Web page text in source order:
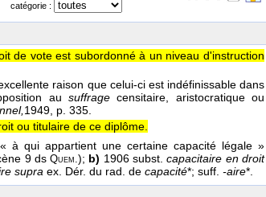
catégorie :
de vote est subordonné à un niveau d'instruction
raison que celui-ci est indéfinissable dans
ausuffrage censitaire, aristocratique ou
1949, p. 335.
ou titulaire de ce diplôme.
à qui appartient une certaine capacité légale »
9 dsQuem.); b) 1906 subst.capacitaire en droit
supra ex. Dér. du rad. de capacité*; suff. -aire*.